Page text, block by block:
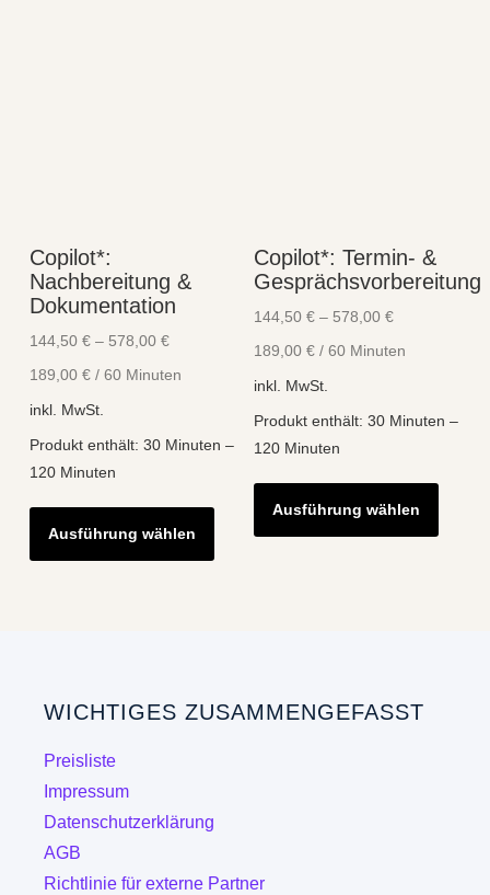
gewählt
Copilot*:
Nachbereitung &
Dokumentation
144,50 €– 578,00 €
189,00 €/ 60 Minuten
inkl. MwSt.
Produkt enthält: 30 Minuten –
120 Minuten
Ausführung wählen
Dieses
Produkt
weist
Optionen
gewählt
Copilot*: Termin- &
Gesprächsvorbereitung
144,50 €– 578,00 €
189,00 €/ 60 Minuten
inkl. MwSt.
Produkt enthält: 30 Minuten –
120 Minuten
Ausführung wählen
weist
WICHTIGES ZUSAMMENGEFASST
Preisliste
Impressum
Datenschutzerklärung
AGB
Richtlinie für externe Partner